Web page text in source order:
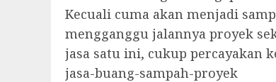
Kecuali cuma akan menjadi
mengganggu jalannya proyek
jasa satu ini, cukup percayakan
jasa-buang-sampah-proyek